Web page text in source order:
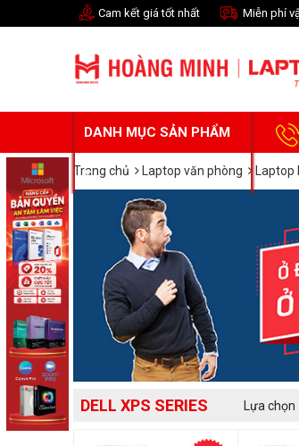
Cam kết giá tốt nhất Miễn phí
DANH MỤC SẢN PHẨM
Trang chủ Laptop văn phòng Laptop
DELL XPS SERIES Lựa chọn